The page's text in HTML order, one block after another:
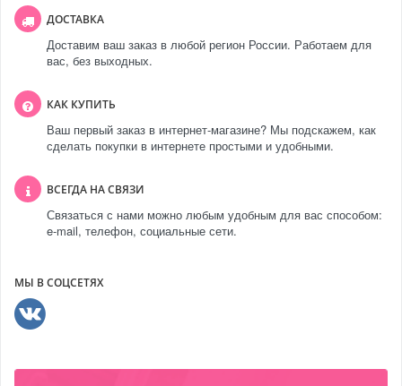
ДОСТАВКА
Доставим ваш заказ в любой регион России. Работаем для
вас, без выходных.
КАК КУПИТЬ
Ваш первый заказ в интернет-магазине? Мы подскажем, как
сделать покупки в интернете простыми и удобными.
ВСЕГДА НА СВЯЗИ
Связаться с нами можно любым удобным для вас способом:
e-mail, телефон, социальные сети.
МЫ В СОЦСЕТЯХ